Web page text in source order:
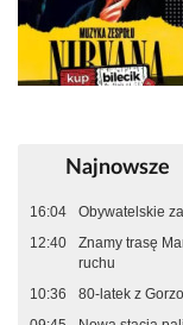
Najnowsze
16:04
Obywatelskie
12:40
Znamy trasę
ruchu
10:36
80-latek z